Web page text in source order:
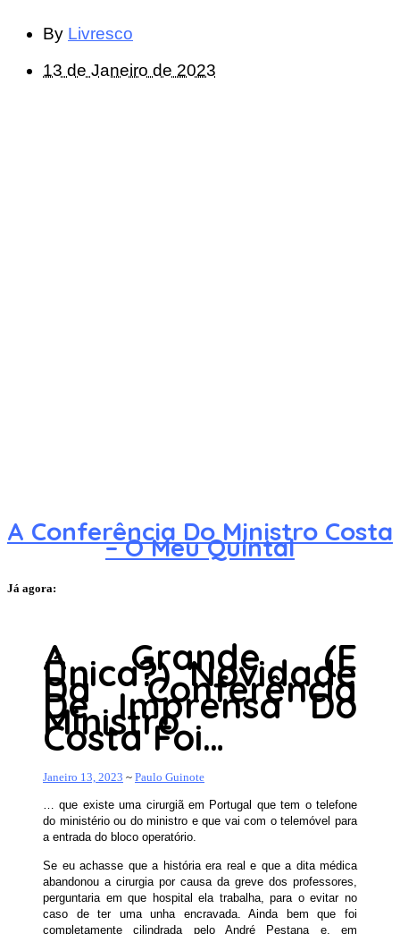
By Livresco
13 de Janeiro de 2023
A Conferência Do Ministro Costa
– O Meu Quintal
Já agora:
A Grande (E
Única?) Novidade
Da Conferência
De Imprensa Do
Ministro
Costa Foi…
Janeiro 13, 2023 ~ Paulo Guinote
… que existe uma cirurgiã em Portugal que tem o telefone
do ministério ou do ministro e que vai com o telemóvel para
a entrada do bloco operatório.
Se eu achasse que a história era real e que a dita médica
abandonou a cirurgia por causa da greve dos professores,
perguntaria em que hospital ela trabalha, para o evitar no
caso de ter uma unha encravada. Ainda bem que foi
completamente cilindrada pelo André Pestana e, em